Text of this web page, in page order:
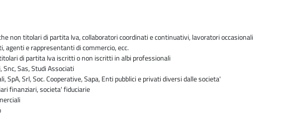
non titolari di partita Iva, collaboratori coordinati e continuativi, lavoratori occasionali
agenti e rappresentanti di commercio, ecc.
di partita Iva iscritti o non iscritti in albi professionali
Sas, Studi Associati
SpA, Srl, Soc. Cooperative, Sapa, Enti pubblici e privati diversi dalle societa'
finanziari, societa' fiduciarie